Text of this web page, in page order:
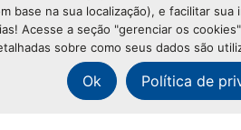
base na sua localização), e facilitar
Acesse a seção "gerenciar os
sobre como seus dados são
Ok Política de